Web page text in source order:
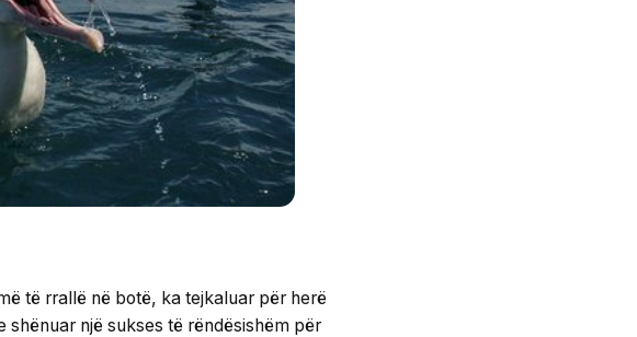
të rrallë në botë, ka tejkaluar për herë
një sukses të rëndësishëm për